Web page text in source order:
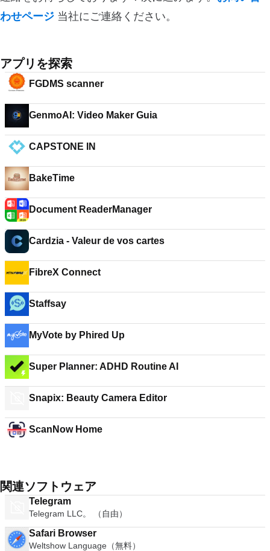
わせページ 当社にご連絡ください。
アプリを探索
FGDMS scanner
GenmoAI: Video Maker Guia
CAPSTONE IN
BakeTime
Document ReaderManager
Cardzia - Valeur de vos cartes
FibreX Connect
Staffsay
MyVote by Phired Up
Super Planner: ADHD Routine AI
Snapix: Beauty Camera Editor
ScanNow Home
関連ソフトウェア
Telegram
Telegram LLC。 （自由）
Safari Browser
Weltshow Language（無料）